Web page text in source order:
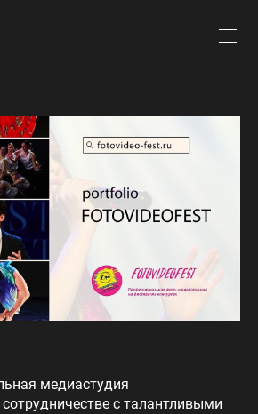
медиастудия
сотрудничестве с талантливыми